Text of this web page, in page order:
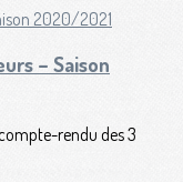
– Saison
rendu des 3